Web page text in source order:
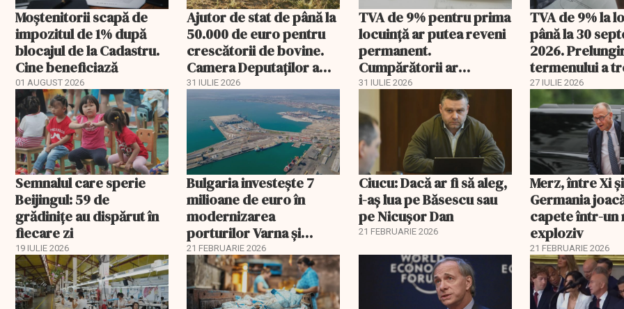
Moștenitorii scapă de
impozitul de 1% după
blocajul de la Cadastru.
Cine beneficiază
01 AUGUST 2026
Ajutor de stat de până la
50.000 de euro pentru
crescătorii de bovine.
Camera Deputaților a
aprobat schema
31 IULIE 2026
TVA de 9% pentru prima
locuință ar putea reveni
permanent.
Cumpărătorii ar
economisi zeci de mii de
31 IULIE 2026
TVA de 9% la
până la 30
2026.
termenului a
comisia din
27 IULIE 2026
Semnalul care sperie
Beijingul: 59 de
grădinițe au dispărut în
fiecare zi
19 IULIE 2026
Bulgaria investește 7
milioane de euro în
modernizarea
porturilor Varna și
Burgas
21 FEBRUARIE 2026
Ciucu: Dacă ar fi să aleg,
i-aș lua pe Băsescu sau
pe Nicușor Dan
21 FEBRUARIE 2026
Merz, între Xi
Germania
capete într-un
exploziv
21 FEBRUARIE 2026